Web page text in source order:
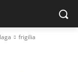
frigilia